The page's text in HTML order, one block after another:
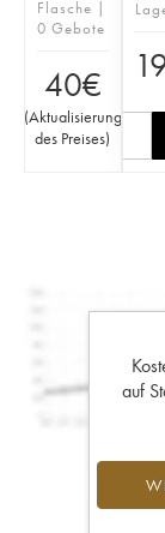
Flasche |
0 Gebote
40€
(Aktualisierung
des Preises)
auf